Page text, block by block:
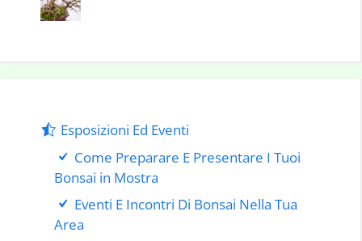
Esposizioni Ed Eventi
Come Preparare E Presentare I Tuoi
Bonsai in Mostra
Eventi E Incontri Di Bonsai Nella Tua
Area